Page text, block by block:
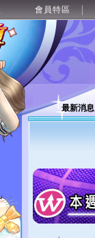
會員特區
最新消息